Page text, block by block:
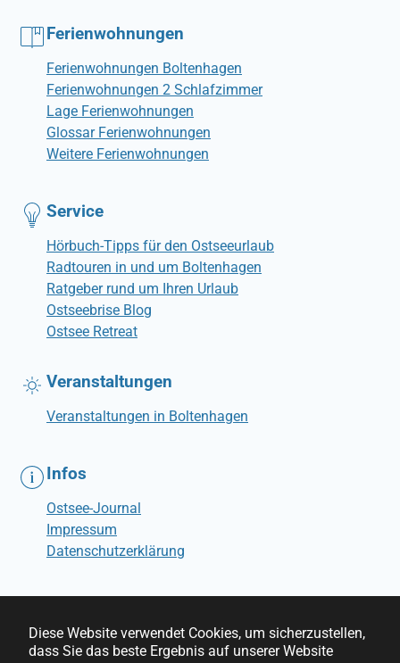
Diese Website verwendet Cookies, um sicherzustellen,
dass Sie das beste Ergebnis auf unserer Website
Ferienwohnungen
Ferienwohnungen Boltenhagen
Ferienwohnungen 2 Schlafzimmer
Lage Ferienwohnungen
Glossar Ferienwohnungen
Weitere Ferienwohnungen
Service
Hörbuch-Tipps für den Ostseeurlaub
Radtouren in und um Boltenhagen
Ratgeber rund um Ihren Urlaub
Ostseebrise Blog
Ostsee Retreat
Veranstaltungen
Veranstaltungen in Boltenhagen
Infos
Ostsee-Journal
Impressum
Datenschutzerklärung